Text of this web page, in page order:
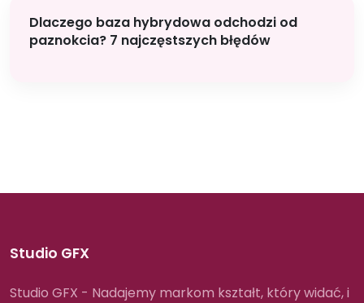
Dlaczego baza hybrydowa odchodzi od
paznokcia? 7 najczęstszych błędów
Studio GFX
Studio GFX - Nadajemy markom kształt, który widać, i